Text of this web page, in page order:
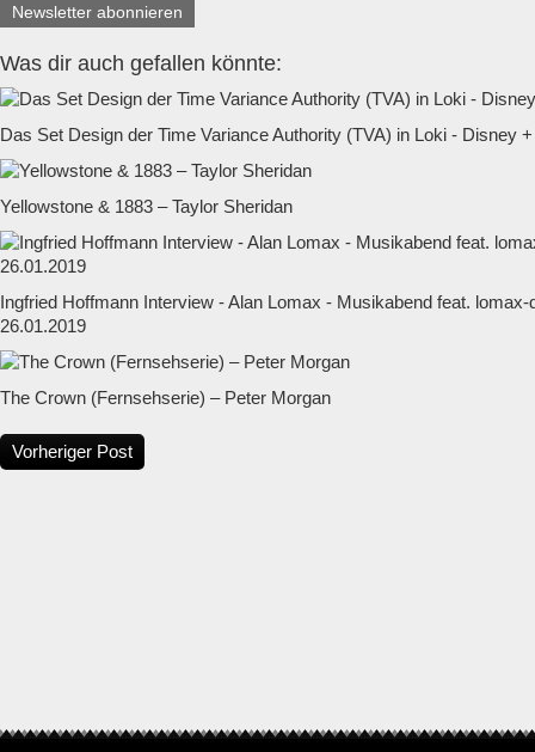
Newsletter abonnieren
Was dir auch gefallen könnte:
Das Set Design der Time Variance Authority (TVA) in Loki - Disney +
Yellowstone & 1883 – Taylor Sheridan
Ingfried Hoffmann Interview - Alan Lomax - Musikabend feat.
26.01.2019
The Crown (Fernsehserie) – Peter Morgan
Vorheriger Post